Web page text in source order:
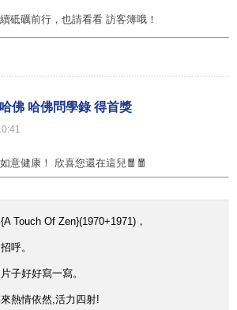
砥礪前行，也請看看 訪客簿哦！
佛 哈佛問學錄 得首獎
:41
意健康！ 欣喜您還在這兒🧧🧧
Touch Of Zen}(1970+1971)，
呼。
子好好寫一寫。
熱情依然,活力四射!